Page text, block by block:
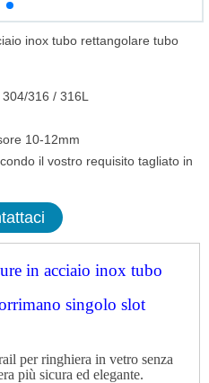
inox tubo rettangolare tubo
316 / 316L
10-12mm
il vostro requisito tagliato in
in acciaio inox tubo
singolo slot
per ringhiera in vetro senza
più sicura ed elegante.